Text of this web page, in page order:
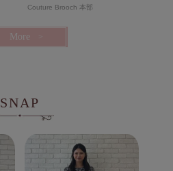
Couture Brooch 本部
More
SNAP